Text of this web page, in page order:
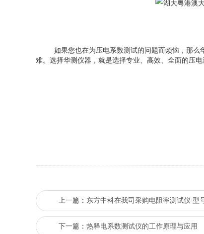
如果您也在为压电系数测试的问题而烦恼， 那么
难。 选择华测仪器，就是选择专业、高效、全面的压
上一篇： 东方中科在我司采购电阻率测试仪 型
下一篇： 热释电系数测试仪的工作原理与应用